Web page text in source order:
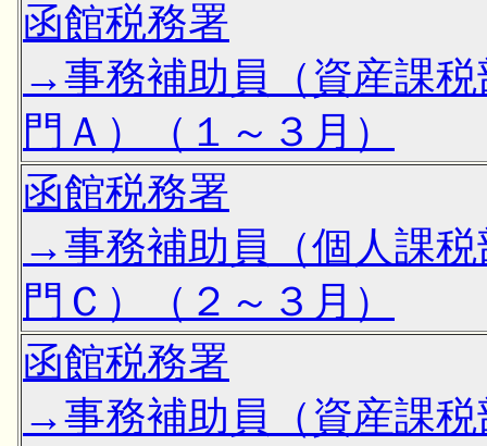
函館税務署
→事務補助員（資産課税
門Ａ）（１～３月）
函館税務署
→事務補助員（個人課税
門Ｃ）（２～３月）
函館税務署
→事務補助員（資産課税